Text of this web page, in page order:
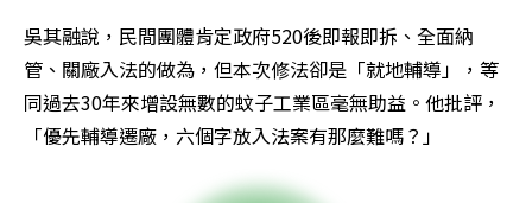
吳其融說，民間團體肯定政府520後即報即拆、全面納
管、關廠入法的做為，但本次修法卻是「就地輔導」，等
同過去30年來增設無數的蚊子工業區毫無助益。他批評，
「優先輔導遷廠，六個字放入法案有那麼難嗎？」